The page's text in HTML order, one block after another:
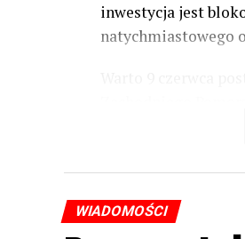
inwestycja jest
natychmiastowego
Zachodniego
Warto zagłosować
dyskusje, które
Joachim Brudziński.
Mateusz Morawiecki
WIADOMOŚCI